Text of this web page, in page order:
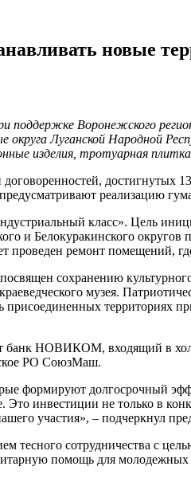
новые
поддержке Воронежского
округа Луганской Народной
изделия, тротуарная
реализацию
класс». Цель
и Белокуракинского
ремонт помещений,
сохранению
музея.
территориях
банк НОВИКОМ, входящий в
РО СоюзМаш.
формируют долгосрочный
Это инвестиции не только в
участия», – подчеркнул
тесного сотрудничества
помощь для